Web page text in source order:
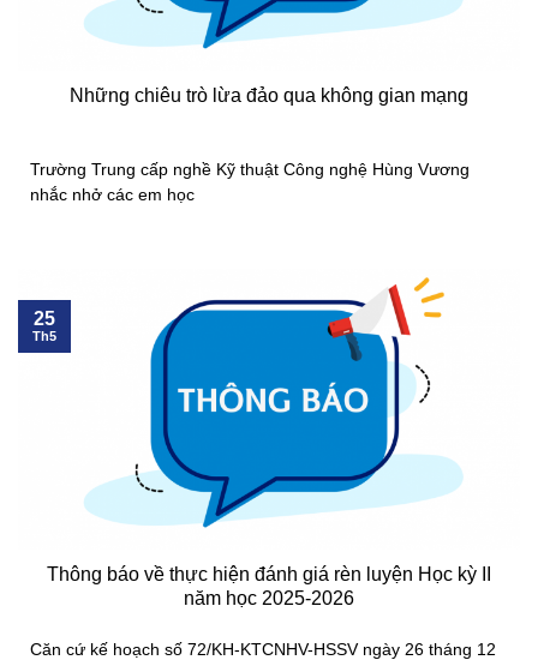
Những chiêu trò lừa đảo qua không gian mạng
Trường Trung cấp nghề Kỹ thuật Công nghệ Hùng Vương
nhắc nhở các em học
Thông báo về thực hiện đánh giá rèn luyện Học kỳ II
năm học 2025-2026
Căn cứ kế hoạch số 72/KH-KTCNHV-HSSV ngày 26 tháng 12
25
Th5